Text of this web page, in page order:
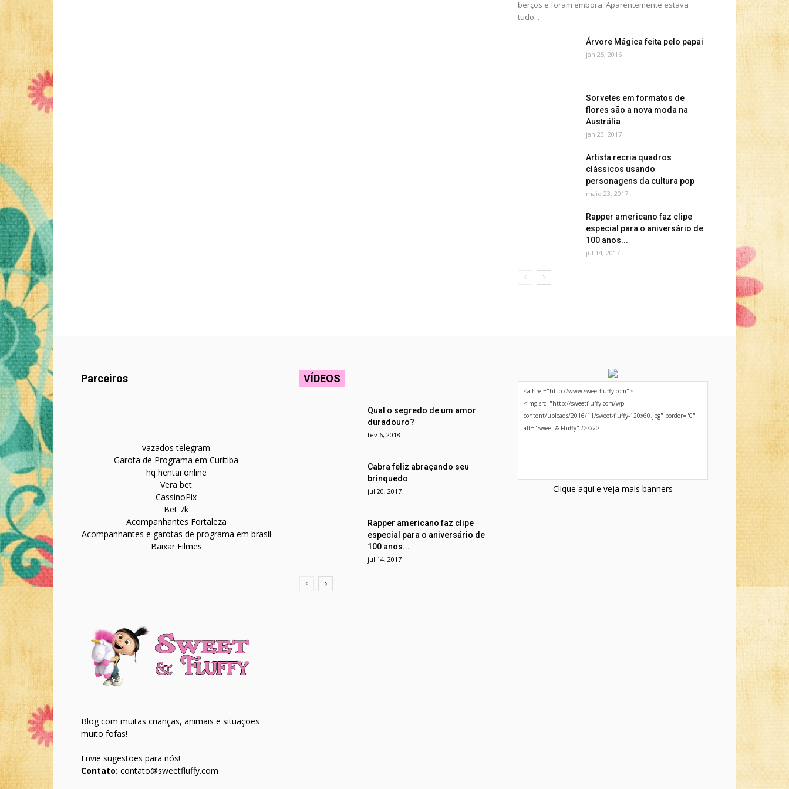
berços e foram embora. Aparentemente estava
tudo...
Árvore Mágica feita pelo papai
jan 25, 2016
Sorvetes em formatos de
flores são a nova moda na
Austrália
jan 23, 2017
Artista recria quadros
clássicos usando
personagens da cultura pop
maio 23, 2017
Rapper americano faz clipe
especial para o aniversário de
100 anos...
jul 14, 2017
Parceiros
vazados telegram
Garota de Programa em Curitiba
hq hentai online
Vera bet
CassinoPix
Bet 7k
Acompanhantes Fortaleza
Acompanhantes e garotas de programa em brasil
Baixar Filmes
Blog com muitas crianças, animais e situações
muito fofas!
Envie sugestões para nós!
Contato: contato@sweetfluffy.com
VÍDEOS
Qual o segredo de um amor
duradouro?
fev 6, 2018
Cabra feliz abraçando seu
brinquedo
jul 20, 2017
Rapper americano faz clipe
especial para o aniversário de
100 anos...
jul 14, 2017
Clique aqui e veja mais banners